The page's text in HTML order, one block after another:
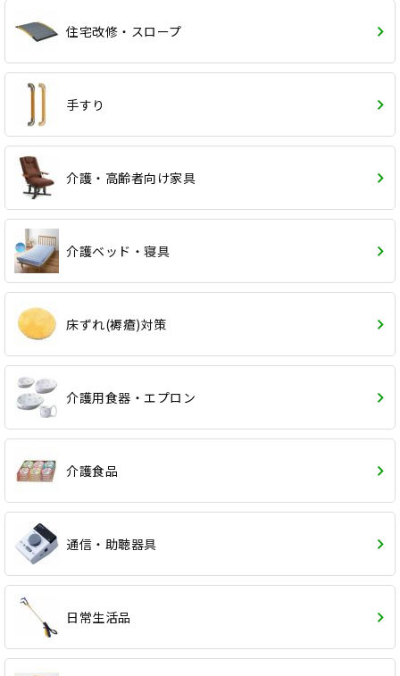
住宅改修・スロープ
手すり
介護・高齢者向け家具
介護ベッド・寝具
床ずれ(褥瘡)対策
介護用食器・エプロン
介護食品
通信・助聴器具
日常生活品